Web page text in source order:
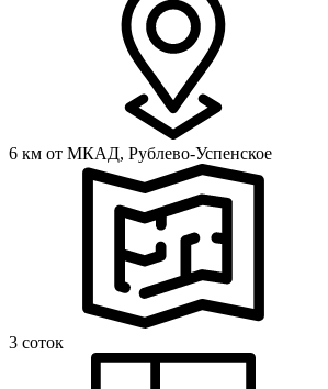
6 км от МКАД, Рублево-Успенское
3 соток